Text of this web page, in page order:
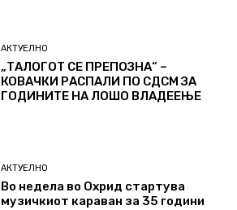
АКТУЕЛНО
„ТАЛОГОТ СЕ ПРЕПОЗНА“ –
КОВАЧКИ РАСПАЛИ ПО СДСМ ЗА
ГОДИНИТЕ НА ЛОШО ВЛАДЕЕЊЕ
АКТУЕЛНО
Во недела во Охрид стартува
музичкиот караван за 35 години